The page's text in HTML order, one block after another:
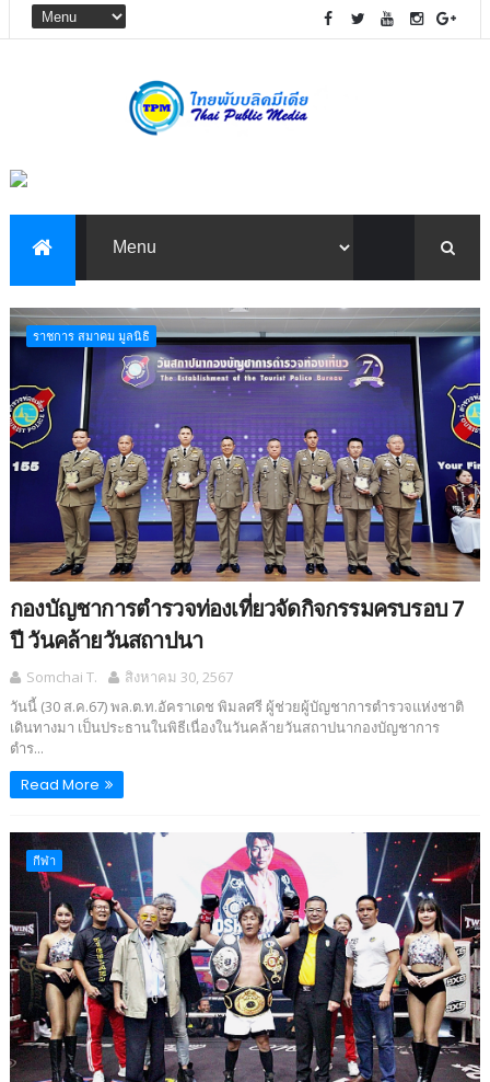
ราชการ สมาคม มูลนิธิ
กองบัญชาการตำรวจท่องเที่ยวจัดกิจกรรมครบรอบ 7
ปี วันคล้ายวันสถาปนา
Somchai T.
สิงหาคม 30, 2567
วันนี้ (30 ส.ค.67) พล.ต.ท.อัคราเดช พิมลศรี ผู้ช่วยผู้บัญชาการตำรวจแห่งชาติ
เดินทางมา เป็นประธานในพิธีเนื่องในวันคล้ายวันสถาปนากองบัญชาการ
ตำร...
Read More
กีฬา